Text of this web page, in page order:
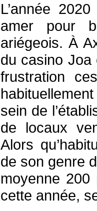
L’année
amer pour
ariégeois. À
du casino
frustration
sein de
de locaux
Alors
de son genre
moyenne
cette année,